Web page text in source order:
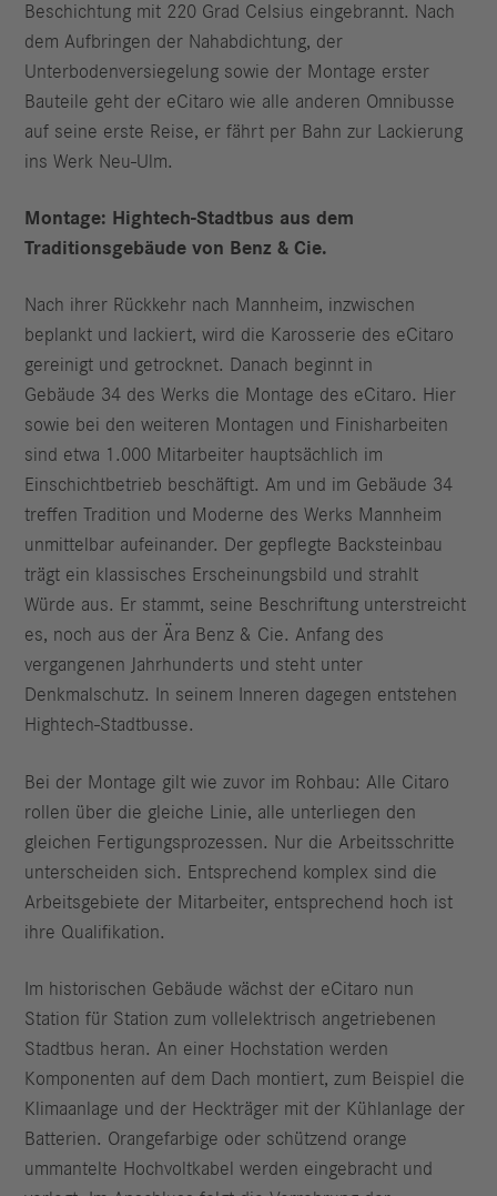
Beschichtung mit 220 Grad Celsius eingebrannt. Nach
dem Aufbringen der Nahabdichtung, der
Unterbodenversiegelung sowie der Montage erster
Bauteile geht der eCitaro wie alle anderen Omnibusse
auf seine erste Reise, er fährt per Bahn zur Lackierung
ins Werk Neu-Ulm.
Montage: Hightech-Stadtbus aus dem
Traditionsgebäude von Benz & Cie.
Nach ihrer Rückkehr nach Mannheim, inzwischen
beplankt und lackiert, wird die Karosserie des eCitaro
gereinigt und getrocknet. Danach beginnt in
Gebäude 34 des Werks die Montage des eCitaro. Hier
sowie bei den weiteren Montagen und Finisharbeiten
sind etwa 1.000 Mitarbeiter hauptsächlich im
Einschichtbetrieb beschäftigt. Am und im Gebäude 34
treffen Tradition und Moderne des Werks Mannheim
unmittelbar aufeinander. Der gepflegte Back­steinbau
trägt ein klassisches Erscheinungsbild und strahlt
Würde aus. Er stammt, seine Beschriftung unterstreicht
es, noch aus der Ära Benz & Cie. Anfang des
vergangenen Jahrhunderts und steht unter
Denkmalschutz. In seinem Inneren dagegen entstehen
Hightech-Stadtbusse.
Bei der Montage gilt wie zuvor im Rohbau: Alle Citaro
rollen über die gleiche Linie, alle unterliegen den
gleichen Fertigungsprozessen. Nur die Arbeits­schritte
unterscheiden sich. Entsprechend komplex sind die
Arbeitsgebiete der Mitarbeiter, entsprechend hoch ist
ihre Qualifikation.
Im historischen Gebäude wächst der eCitaro nun
Station für Station zum vollelektrisch angetriebenen
Stadtbus heran. An einer Hochstation werden
Komponenten auf dem Dach montiert, zum Beispiel die
Klimaanlage und der Heckträger mit der Kühlanlage der
Batterien. Orangefarbige oder schützend orange
ummantelte Hochvoltkabel werden eingebracht und